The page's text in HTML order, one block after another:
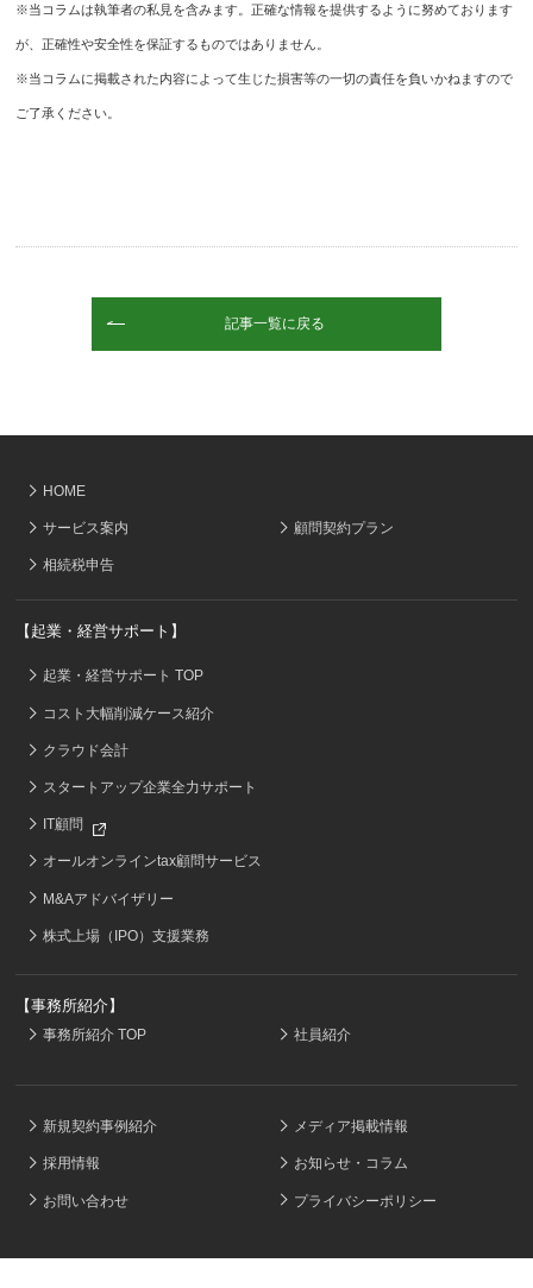
※当コラムは執筆者の私見を含みます。正確な情報を提供するように努めております
が、正確性や安全性を保証するものではありません。
※当コラムに掲載された内容によって生じた損害等の一切の責任を負いかねますので
ご了承ください。
記事一覧に戻る
HOME
サービス案内 顧問契約プラン
相続税申告
【起業・経営サポート】
起業・経営サポート TOP
コスト大幅削減ケース紹介
クラウド会計
スタートアップ企業全力サポート
IT顧問
オールオンラインtax顧問サービス
M&Aアドバイザリー
株式上場（IPO）支援業務
【事務所紹介】
事務所紹介 TOP 社員紹介
新規契約事例紹介 メディア掲載情報
採用情報 お知らせ・コラム
お問い合わせ プライバシーポリシー